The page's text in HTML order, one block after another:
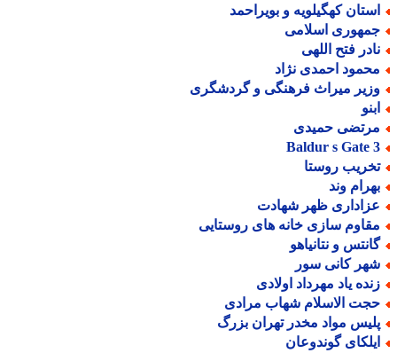
کهگیلویه و بویراحمد
اسلامی
فتح اللهی
احمدی نژاد
میراث فرهنگی و گردشگری
حمیدی
Baldur s Gate
روستا
وند
ظهر شهادت
سازی خانه های روستایی
و نتانیاهو
کانی سور
یاد مهرداد اولادی
الاسلام شهاب مرادی
مواد مخدر تهران بزرگ
گوندوعان